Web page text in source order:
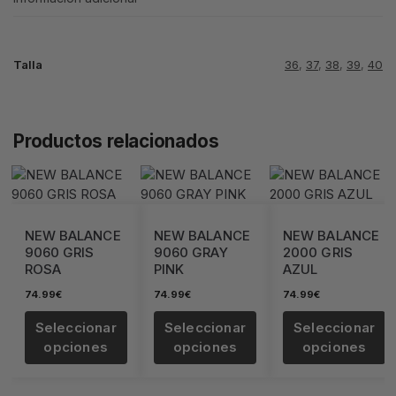
Talla 36, 37, 38, 39, 40
Productos relacionados
NEW BALANCE
9060 GRIS
ROSA
74.99€
Seleccionar
opciones
NEW BALANCE
9060 GRAY
PINK
74.99€
Seleccionar
opciones
NEW BALANCE
2000 GRIS
AZUL
74.99€
Seleccionar
opciones